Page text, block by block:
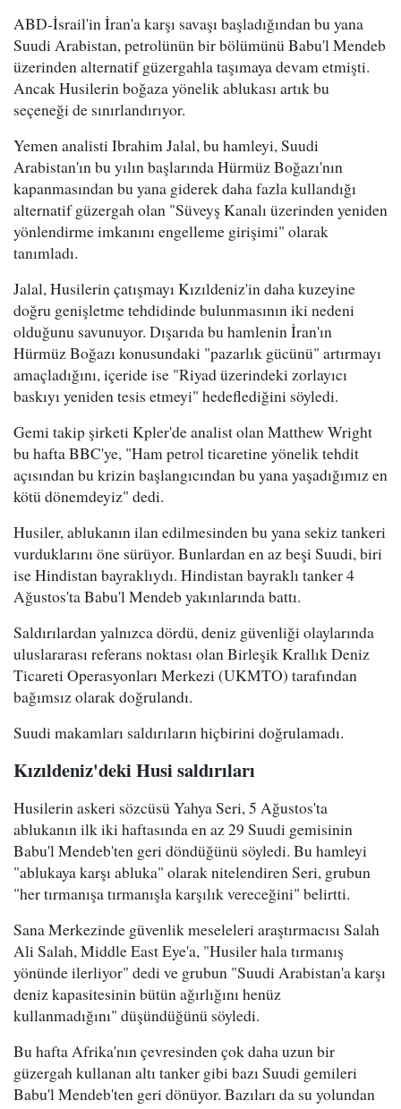
ABD-İsrail'in İran'a karşı savaşı başladığından bu yana
Suudi Arabistan, petrolünün bir bölümünü Babu'l Mendeb
üzerinden alternatif güzergahla taşımaya devam etmişti.
Ancak Husilerin boğaza yönelik ablukası artık bu
seçeneği de sınırlandırıyor.
Yemen analisti Ibrahim Jalal, bu hamleyi, Suudi
Arabistan'ın bu yılın başlarında Hürmüz Boğazı'nın
kapanmasından bu yana giderek daha fazla kullandığı
alternatif güzergah olan "Süveyş Kanalı üzerinden yeniden
yönlendirme imkanını engelleme girişimi" olarak
tanımladı.
Jalal, Husilerin çatışmayı Kızıldeniz'in daha kuzeyine
doğru genişletme tehdidinde bulunmasının iki nedeni
olduğunu savunuyor. Dışarıda bu hamlenin İran'ın
Hürmüz Boğazı konusundaki "pazarlık gücünü" artırmayı
amaçladığını, içeride ise "Riyad üzerindeki zorlayıcı
baskıyı yeniden tesis etmeyi" hedeflediğini söyledi.
Gemi takip şirketi Kpler'de analist olan Matthew Wright
bu hafta BBC'ye, "Ham petrol ticaretine yönelik tehdit
açısından bu krizin başlangıcından bu yana yaşadığımız en
kötü dönemdeyiz" dedi.
Husiler, ablukanın ilan edilmesinden bu yana sekiz tankeri
vurduklarını öne sürüyor. Bunlardan en az beşi Suudi, biri
ise Hindistan bayraklıydı. Hindistan bayraklı tanker 4
Ağustos'ta Babu'l Mendeb yakınlarında battı.
Saldırılardan yalnızca dördü, deniz güvenliği olaylarında
uluslararası referans noktası olan Birleşik Krallık Deniz
Ticareti Operasyonları Merkezi (UKMTO) tarafından
bağımsız olarak doğrulandı.
Suudi makamları saldırıların hiçbirini doğrulamadı.
Kızıldeniz'deki Husi saldırıları
Husilerin askeri sözcüsü Yahya Seri, 5 Ağustos'ta
ablukanın ilk iki haftasında en az 29 Suudi gemisinin
Babu'l Mendeb'ten geri döndüğünü söyledi. Bu hamleyi
"ablukaya karşı abluka" olarak nitelendiren Seri, grubun
"her tırmanışa tırmanışla karşılık vereceğini" belirtti.
Sana Merkezinde güvenlik meseleleri araştırmacısı Salah
Ali Salah, Middle East Eye'a, "Husiler hala tırmanış
yönünde ilerliyor" dedi ve grubun "Suudi Arabistan'a karşı
deniz kapasitesinin bütün ağırlığını henüz
kullanmadığını" düşündüğünü söyledi.
Bu hafta Afrika'nın çevresinden çok daha uzun bir
güzergah kullanan altı tanker gibi bazı Suudi gemileri
Babu'l Mendeb'ten geri dönüyor. Bazıları da su yolundan